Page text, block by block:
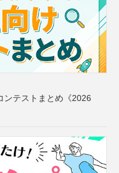
ンテストまとめ《2026